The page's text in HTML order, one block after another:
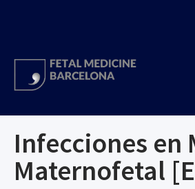
Infecciones en
Maternofetal